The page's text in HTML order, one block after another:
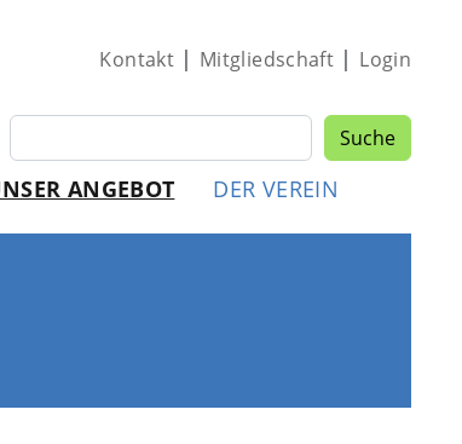
Suche Suche
Kontakt| Mitgliedschaft | Login
ANGEBOT DER VEREIN